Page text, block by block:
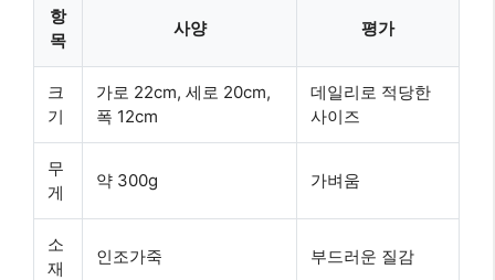
항
목
사양 평가
크
기
가로 22cm, 세로 20cm,
폭 12cm
데일리로 적당한
사이즈
무
게
약 300g 가벼움
소
재
인조가죽 부드러운 질감